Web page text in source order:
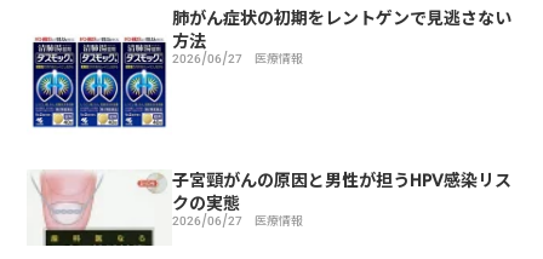
肺がん症状の初期をレントゲンで見逃さない
方法
2026/06/27 医療情報
子宮頸がんの原因と男性が担うHPV感染リス
クの実態
2026/06/27 医療情報